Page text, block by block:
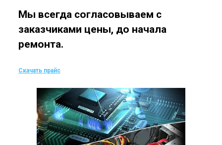
Мы всегда согласовываем с
заказчиками цены, до начала
ремонта.
Скачать прайс